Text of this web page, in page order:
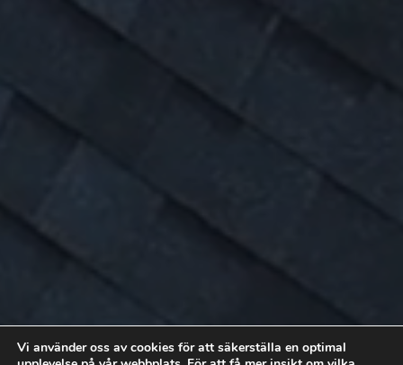
Besiktning av papptak Sävar
Vi använder oss av cookies för att säkerställa en optimal